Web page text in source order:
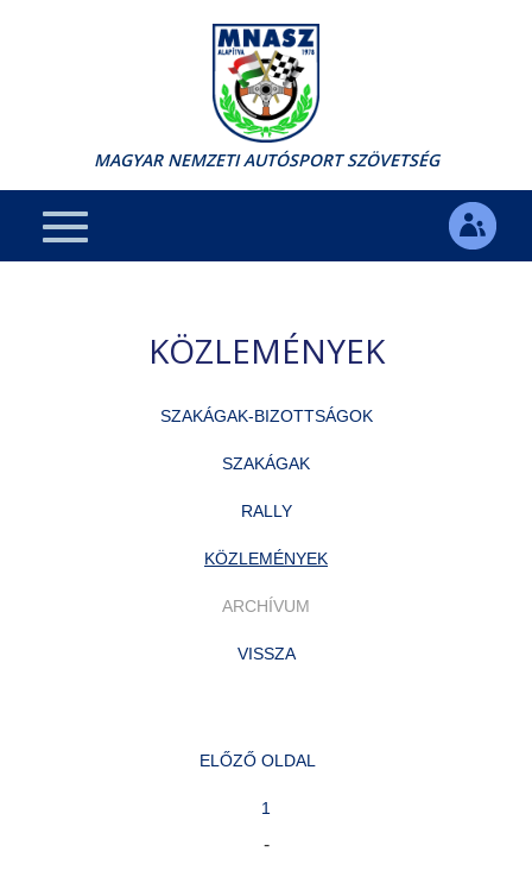
MAGYAR NEMZETI AUTÓSPORT SZÖVETSÉG
KÖZLEMÉNYEK
SZAKÁGAK-BIZOTTSÁGOK
SZAKÁGAK
RALLY
KÖZLEMÉNYEK
ARCHÍVUM
VISSZA
ELŐZŐ OLDAL
1
-